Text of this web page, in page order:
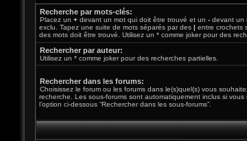
Recherche par mots-clés:
Placez un + devant un mot qui doit être trouvé et un - devant un
exclu. Tapez une suite de mots séparés par des | entre crochets
des mots doit être trouvé. Utilisez un * comme joker pour des
Rechercher par auteur:
Utilisez un * comme joker pour des recherches partielles.
Rechercher dans les forums:
Choisissez le forum ou les forums dans le(s)quel(s) vous
recherche. Les sous-forums sont automatiquement inclus si
l’option ci-dessous “Rechercher dans les sous-forums”.